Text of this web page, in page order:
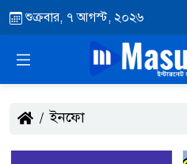
শুক্রবার, ৭ আগস্ট, ২০২৬
ইনফো